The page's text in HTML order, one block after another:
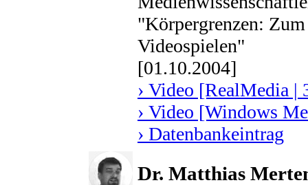
"Körpergrenzen:
Videospielen"
[01.10.2004]
› Video [RealMedia |
› Video [Windows
› Datenbankeintrag
Dr. Matthias